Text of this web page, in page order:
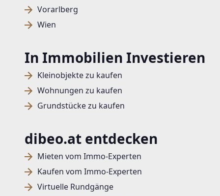
Vorarlberg
Wien
In Immobilien Investieren
Kleinobjekte zu kaufen
Wohnungen zu kaufen
Grundstücke zu kaufen
dibeo.at entdecken
Mieten vom Immo-Experten
Kaufen vom Immo-Experten
Virtuelle Rundgänge